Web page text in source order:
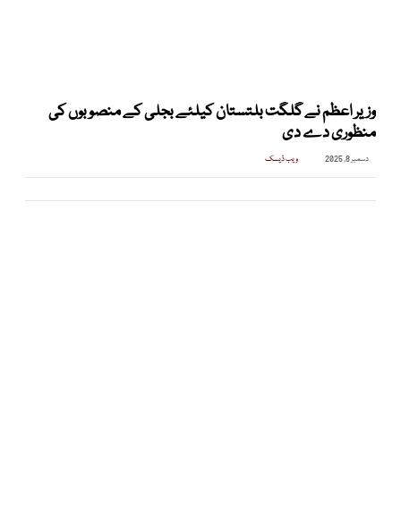
وزیر اعظم نے گلگت بلتستان کیلئے بجلی کے منصوبوں کی
منظوری دے دی
دسمبر 8, 2025 ویب ڈیسک